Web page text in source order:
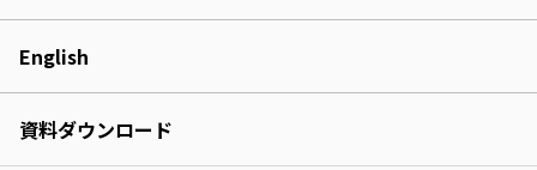
English
資料ダウンロード